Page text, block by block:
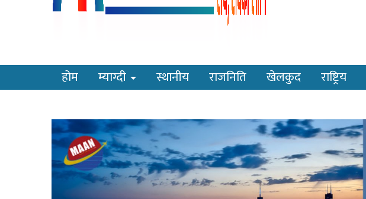
होम म्याग्दी स्थानीय राजनिति खेलकुद राष्ट्रिय